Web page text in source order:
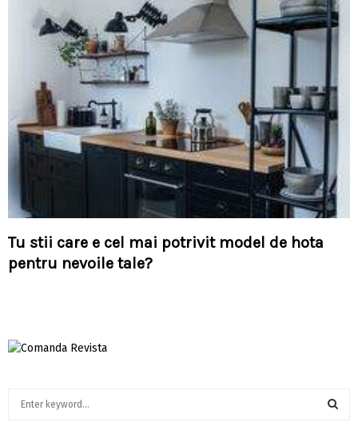
Tu stii care e cel mai potrivit model de hota
pentru nevoile tale?